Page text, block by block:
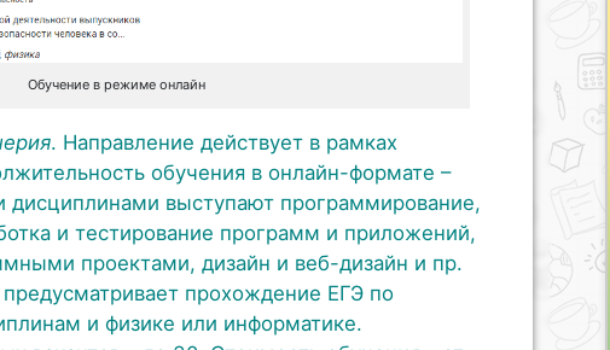
Обучение в режиме онлайн
. Направление действует в рамках
обучения в онлайн-формате –
дисциплинами выступают программирование,
и тестирование программ и приложений,
проектами, дизайн и веб-дизайн и пр.
прохождение ЕГЭ по
и физике или информатике.